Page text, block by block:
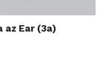
az Ear (3a)